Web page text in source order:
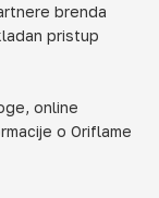
brenda
pristup
online
o Oriflame